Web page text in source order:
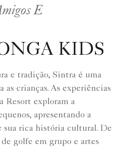
E
KIDS
e tradição, Sintra é uma
as crianças. As experiências
Resort exploram a
apresentando a
sua rica história cultural. De
de golfe em grupo e artes